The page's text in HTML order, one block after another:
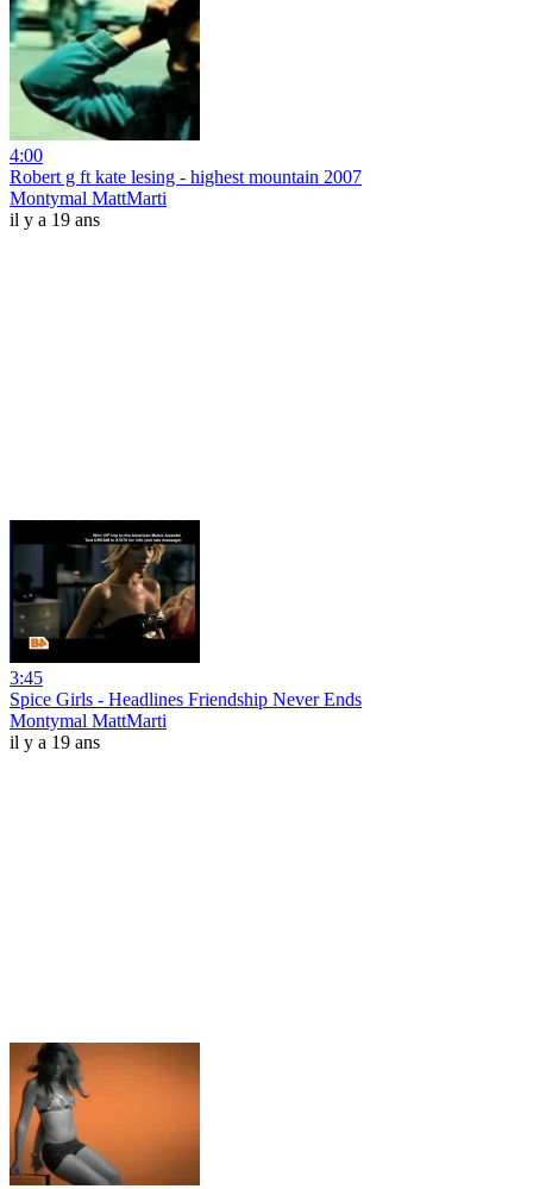
4:00
Robert g ft kate lesing - highest mountain 2007
Montymal MattMarti
il y a 19 ans
3:45
Spice Girls - Headlines Friendship Never Ends
Montymal MattMarti
il y a 19 ans